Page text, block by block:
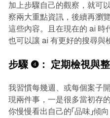
加上步驟自己的觀察，就可
察兩大重點資訊，後續再瀏
這些內容。且在現在的 ai 時
也可以讓 ai 有更好的搜尋與
步驟 ❹： 定期檢視與
我習慣每幾週、或每個案子
現兩件事，一是很多當初存
你慢慢看出自己的「品味」